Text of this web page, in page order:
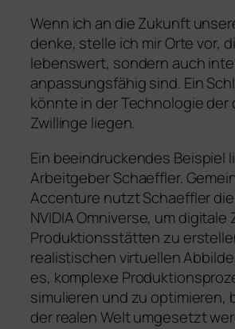
Wenn ich an die Zukunft
denke, stelle ich mir Orte vor,
lebenswert, sondern auch
anpassungsfähig sind. Ein
könnte in der Technologie der
Zwillinge liegen.
Ein beeindruckendes Beispiel
Arbeitgeber Schaeffler.
Accenture nutzt Schaeffler
NVIDIA Omniverse, um digitale
Produktionsstätten zu
realistischen virtuellen
es, komplexe
simulieren und zu optimieren,
der realen Welt umgesetzt